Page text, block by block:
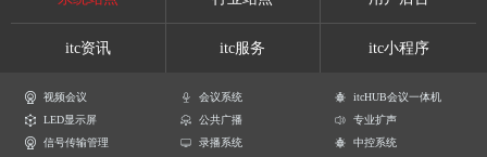
itc资讯 itc服务 itc小程序
视频会议 会议系统
itcHUB会议一体机
LED显示屏
公共广播
专业扩声
信号传输管理
录播系统
中控系统